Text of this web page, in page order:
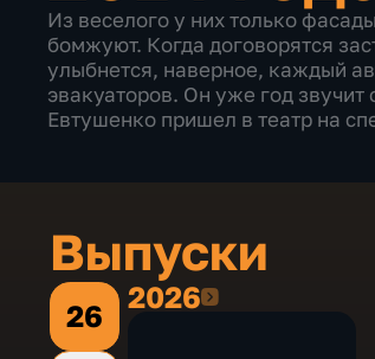
Из веселого у них только
бомжуют. Когда договорятся
улыбнется, наверное, каждый
эвакуаторов. Он уже год
Евтушенко пришел в театр на
Выпуски
26
20262026